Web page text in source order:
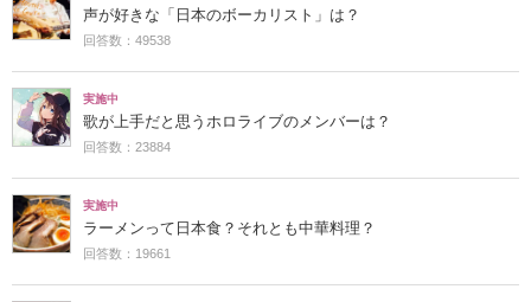
声が好きな「日本のボーカリスト」は？
回答数：49538
実施中
歌が上手だと思うホロライブのメンバーは？
回答数：23884
実施中
ラーメンって日本食？それとも中華料理？
回答数：19661